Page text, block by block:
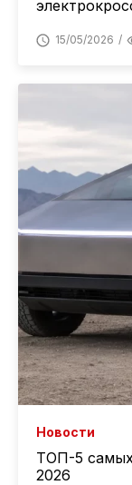
15/05/2026
Новости
ТОП-5
2026